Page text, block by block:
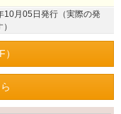
10月05日発行（実際の発